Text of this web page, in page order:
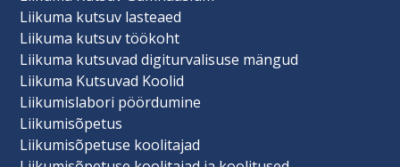
Liikuma kutsuv lasteaed
Liikuma kutsuv töökoht
Liikuma kutsuvad digiturvalisuse mängud
Liikuma Kutsuvad Koolid
Liikumislabori pöördumine
Liikumisõpetus
Liikumisõpetuse koolitajad